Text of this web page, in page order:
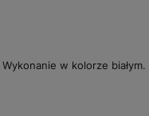
w kolorze